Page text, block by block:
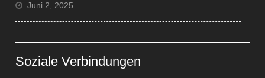
Juni 2, 2025
Soziale Verbindungen